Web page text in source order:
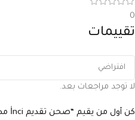
0
تقييمات
لا توجد مراجعات بعد.
كن أول من يقيم “صحن تقديم İnci مدور حجم كبير – ذهبي”